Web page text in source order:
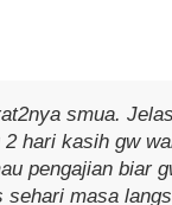
smua.
hari kasih gw
pengajian biar
masa